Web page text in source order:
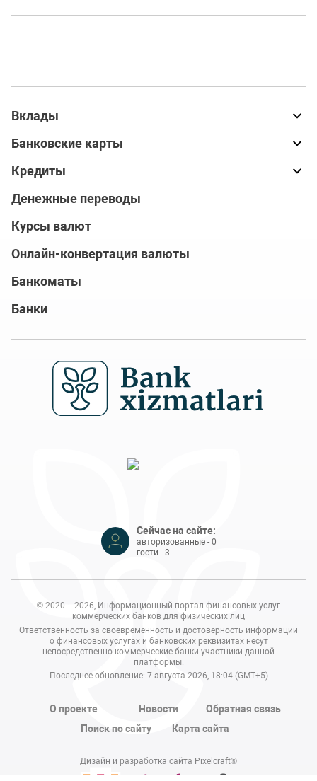
Вклады
Банковские карты
Кредиты
Денежные переводы
Курсы валют
Онлайн-конвертация валюты
Банкоматы
Банки
Сейчас на сайте:
авторизованные - 0
гости - 3
© 2020 – 2026, Информационный портал финансовых услуг
коммерческих банков для физических лиц
Ответственность за своевременность и достоверность информации
о финансовых услугах и банковских реквизитах несут
непосредственно коммерческие банки-участники данной
платформы.
Последнее обновление: 7 августа 2026, 18:04 (GMT+5)
О проекте Новости
Обратная связь
Поиск по сайту
Карта сайта
Дизайн и разработка сайта Pixelcraft®